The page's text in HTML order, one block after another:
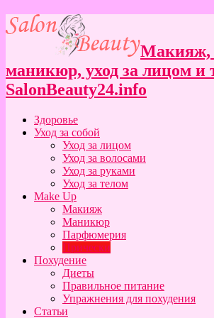
Макияж,
маникюр, уход за лицом и
SalonBeauty24.info
Здоровье
Уход за собой
Уход за лицом
Уход за волосами
Уход за руками
Уход за телом
Make Up
Макияж
Маникюр
Парфюмерия
Прически
Похудение
Диеты
Правильное питание
Упражнения для похудения
Статьи